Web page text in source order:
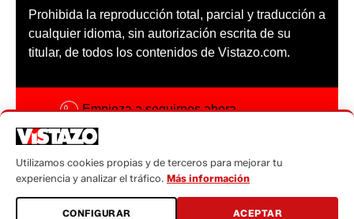
Prohibida la reproducción total, parcial y traducción a
cualquier idioma, sin autorización escrita de su
titular, de todos los contenidos de Vistazo.com.
Empieza a seguirnos ahora
Código ética
Sugerencias a:
sugerencias@vistazo.com
Utilizamos cookies propias y de terceros para mejorar tu
experiencia y analizar el tráfico. Más información
CONFIGURAR ACEPTAR